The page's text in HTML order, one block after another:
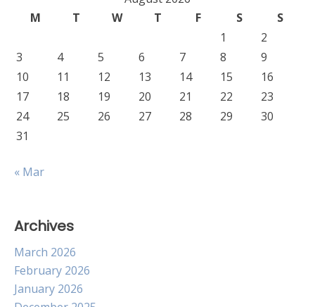
M
T W T F S
S
1
2
3
4 5 6 7 8
9
10
11 12 13 14 15
16
17
18 19 20 21 22
23
24
25 26 27 28 29
30
31
« Mar
Archives
March 2026
February 2026
January 2026